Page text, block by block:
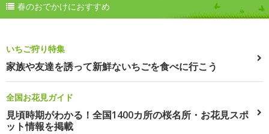
春のおでかけにおすすめ
いちご狩り特集
家族や友達を誘って新鮮ないちごを食べに行こう
全国お花見ガイド
見頃時期がわかる！全国1400カ所の桜名所・お花見スポ
ット情報を掲載